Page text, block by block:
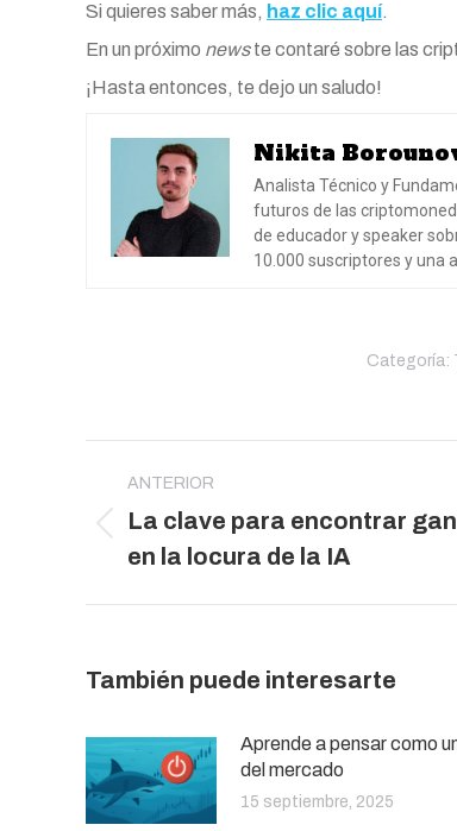
Si quieres saber más, haz clic aquí.
En un próximo newste contaré sobre las
¡Hasta entonces, te dejo un saludo!
Nikita
Analista Técnico y
futuros de las
de educador y speaker
10.000 suscriptores y una
Categoría:
entre
publicaciones
ANTERIOR
Publicación
anterior:
La clave para encontrar
en la locura de la IA
También puede interesarte
Aprende a pensar como
del mercado
15 septiembre, 2025